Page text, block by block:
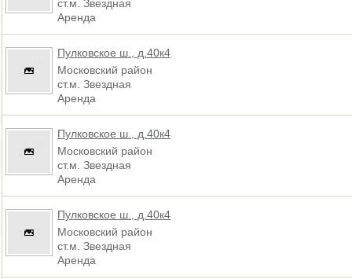
ст.м. Звездная
Аренда
Пулковское ш., д.40к4
Московский район
ст.м. Звездная
Аренда
Пулковское ш., д.40к4
Московский район
ст.м. Звездная
Аренда
Пулковское ш., д.40к4
Московский район
ст.м. Звездная
Аренда